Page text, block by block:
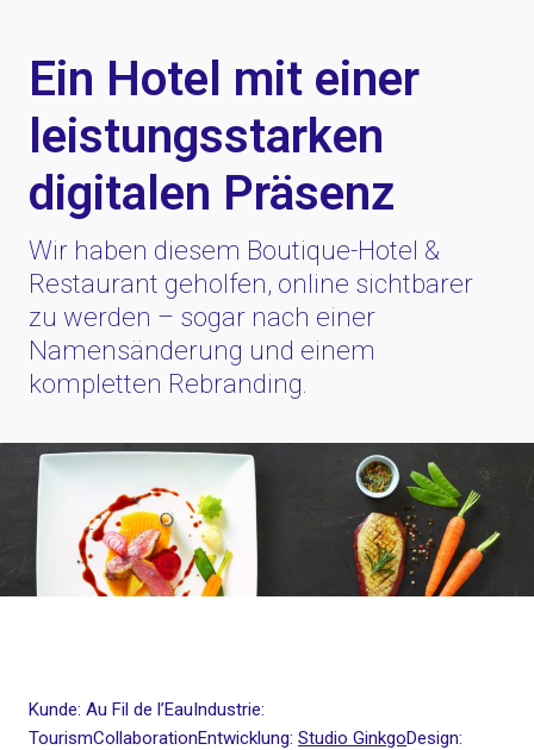
Ein Hotel mit einer
leistungsstarken
digitalen Präsenz
Wir haben diesem Boutique-Hotel &
Restaurant geholfen, online sichtbarer
zu werden – sogar nach einer
Namensänderung und einem
kompletten Rebranding.
Kunde: Au Fil de l’EauIndustrie:
TourismCollaborationEntwicklung:Studio GinkgoDesign: